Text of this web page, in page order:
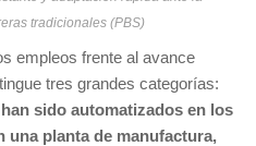
tradicionales (PBS)
empleos frente al avance
tres grandes categorías:
sido automatizados en los
una planta de manufactura,